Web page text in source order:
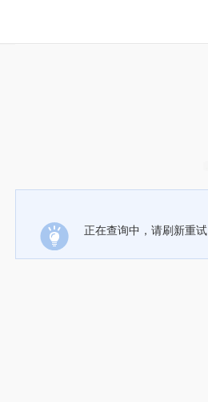
正在查询中，请刷新重试